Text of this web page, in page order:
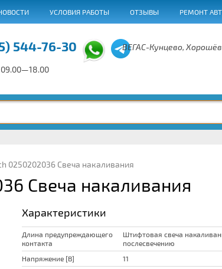
УСЛОВИЯ РАБОТЫ ОТЗЫВЫ РЕМОНТ
544-76-30 ВЕГАС-Кунцево,
0250202036 Свеча накаливания
Свеча накаливания
Характеристики
Длина предупреждающего
контакта
Штифтовая свеча
послесвечению
Напряжение [В]
11